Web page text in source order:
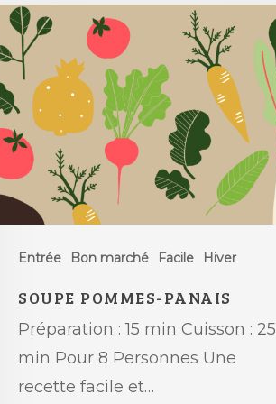
Entrée Bon marché Facile Hiver
SOUPE POMMES-PANAIS
Préparation : 15 min Cuisson : 25
min Pour 8 Personnes Une
recette facile et…